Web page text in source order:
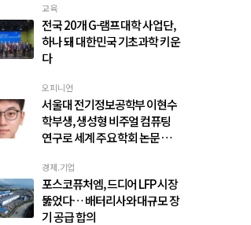
교육
전국 20개 G-램프 대학 사업단,
하나 돼 대한민국 기초과학 키운
다
오피니언
서울대 전기정보공학부 이현수
학부생, 생성형 비주얼 컴퓨팅
연구로 세계 주요 학회 논문 다수
경제.기업
포스코퓨처엠, 드디어 LFP 시장
뚫었다… 배터리사와 대규모 장
기 공급 합의